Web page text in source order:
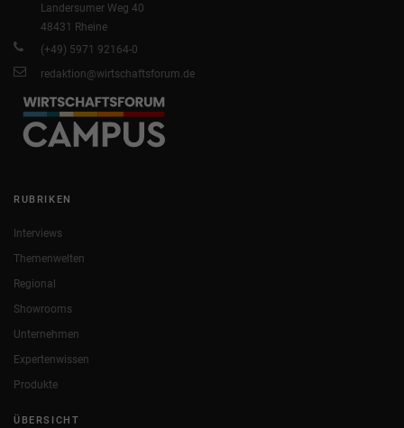
Landersumer Weg 40
48431 Rheine
(+49) 5971 92164-0
redaktion@wirtschaftsforum.de
RUBRIKEN
Interviews
Themenwelten
Regional
Showrooms
Unternehmen
Expertenwissen
Produkte
ÜBERSICHT